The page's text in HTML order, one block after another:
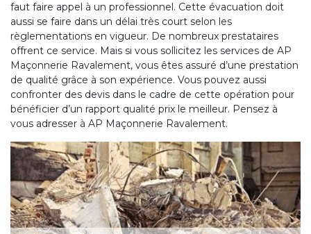
faut faire appel à un professionnel. Cette évacuation doit
aussi se faire dans un délai très court selon les
règlementations en vigueur. De nombreux prestataires
offrent ce service. Mais si vous sollicitez les services de AP
Maçonnerie Ravalement, vous êtes assuré d’une prestation
de qualité grâce à son expérience. Vous pouvez aussi
confronter des devis dans le cadre de cette opération pour
bénéficier d’un rapport qualité prix le meilleur. Pensez à
vous adresser à AP Maçonnerie Ravalement.